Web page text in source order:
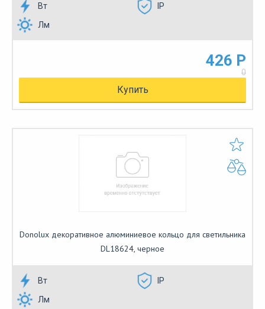
Вт
IP
Лм
426 Р
0
Купить
Donolux декоративное алюминиевое кольцо для светильника
DL18624, черное
Вт
IP
Лм